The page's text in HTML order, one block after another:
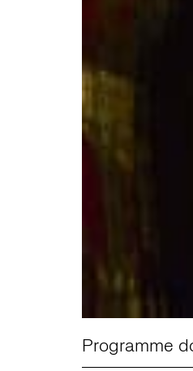
Programme